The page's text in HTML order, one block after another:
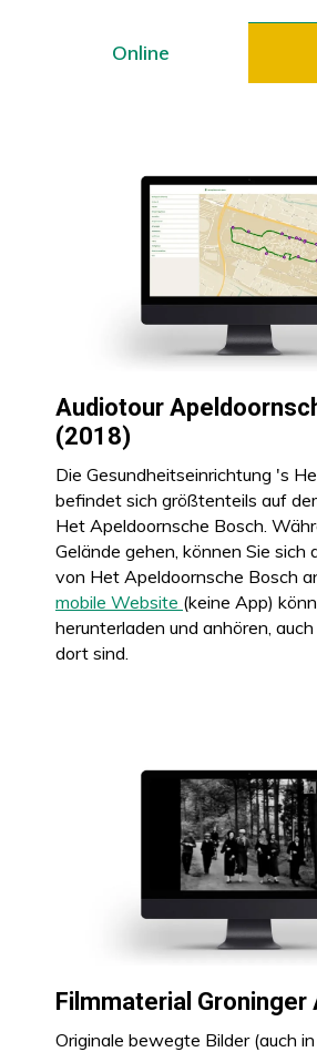
Online
Audiotour
(2018)
Die Gesundheitseinrichtung 's
befindet sich größtenteils auf
Het Apeldoornsche Bosch.
Gelände gehen, können Sie sich
von Het Apeldoornsche Bosch
mobile Website (keine App)
herunterladen und anhören,
dort sind.
Filmmaterial Groninger
Originale bewegte Bilder (auch